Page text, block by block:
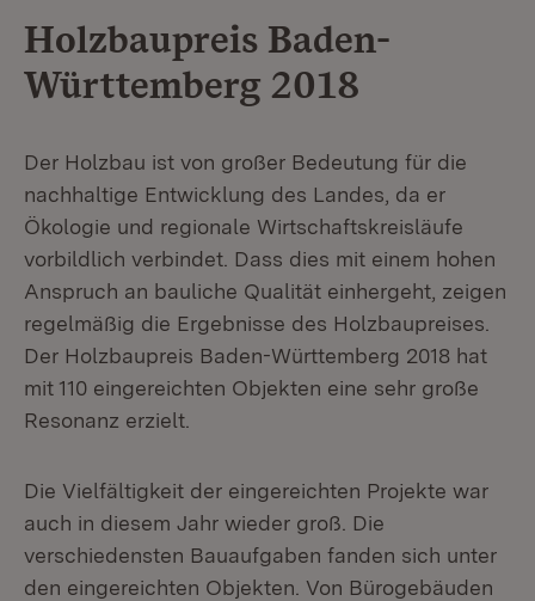
Holzbaupreis Baden-
Württemberg 2018
Der Holzbau ist von großer Bedeutung für die
nachhaltige Entwicklung des Landes, da er
Ökologie und regionale Wirtschaftskreisläufe
vorbildlich verbindet. Dass dies mit einem hohen
Anspruch an bauliche Qualität einhergeht, zeigen
regelmäßig die Ergebnisse des Holzbaupreises.
Der Holzbaupreis Baden-Württemberg 2018 hat
mit 110 eingereichten Objekten eine sehr große
Resonanz erzielt.
Die Vielfältigkeit der eingereichten Projekte war
auch in diesem Jahr wieder groß. Die
verschiedensten Bauaufgaben fanden sich unter
den eingereichten Objekten. Von Bürogebäuden